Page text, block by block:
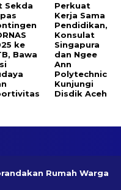
Sekda
ke
Bawa
Perkuat
Kerja Sama
Pendidikan,
Konsulat
Singapura
dan Ngee
Ann
Polytechnic
Kunjungi
Disdik Aceh
Rumah Warga